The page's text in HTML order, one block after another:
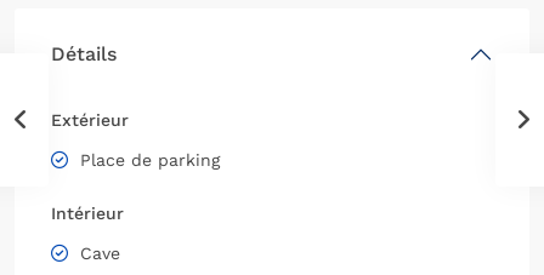
Détails
Extérieur
Place de parking
Intérieur
Cave